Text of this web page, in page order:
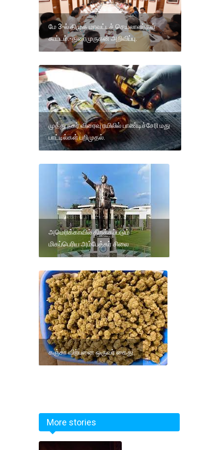
மே 3-ல் திமுக மாவட்டச் செயலாளர்கள்
கூட்டம்.-துரைமுருகன் அறிவிப்பு.
முத்து நகர் விரைவு ரயிலில் பாண்டிச்சேரி மது
பாட்டில்கள் பறிமுதல்.
அமெரிக்காவில் திறக்கப்படும்
மிகப்பெரிய அம்பேத்கர் சிலை
கஞ்சா விற்பனை ஒருவர் கைது
More stories